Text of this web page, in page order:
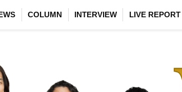
COLUMN INTERVIEW LIVE REPORT